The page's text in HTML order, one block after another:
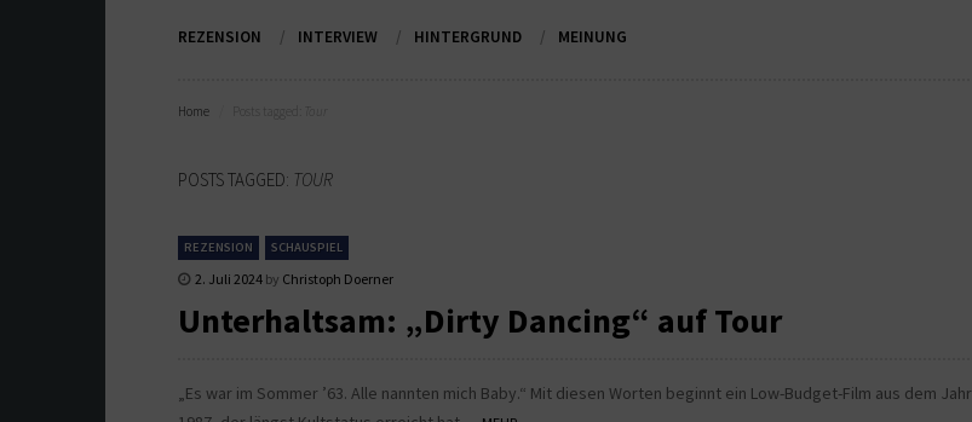
REZENSION INTERVIEW HINTERGRUND MEINUNG
Home
POSTS TAGGED: TOUR
REZENSION SCHAUSPIEL
2. Juli 2024 by Christoph Doerner
Unterhaltsam: „Dirty Dancing“ auf Tour
„Es war im Sommer ’63. Alle nannten mich Baby.“ Mit diesen Worten beginnt ein Low-Budget-Film aus dem Jahr